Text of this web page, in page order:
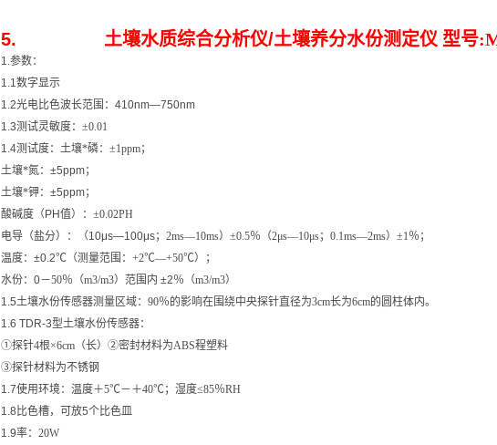
5. 土壤水质综合分析仪/土壤养分水份测定仪 型号
1.参数：
1.1数字显示
1.2光电比色波长范围： 410nm—750nm
1.3测试灵敏度： ±0.01
1.4测试度：土壤*磷： ±1ppm；
土壤*氮： ±5ppm；
土壤*钾： ±5ppm；
酸碱度（ PH值）： ±0.02PH
电导（盐分）：（10μs—100μs； 2ms—10ms） ±0.5％（2μs—10μs； 0.1ms—2ms） ±1％；
温度： ±0.2℃ （测量范围： +2℃—+50℃）；
水份： 0－50％（m3/m3）范围 内 ±2％（m3/m3）
1.5土壤水份传感器测量区域： 90％的影响在围绕中央探针直径为3cm长为6cm的圆柱体内。
1.6 TDR-3型土壤水份传感器：
①探针4根×6cm （长） ②密封材料为ABS程塑料
③探针材料为不锈钢
1.7使用环境：温度＋5℃－＋40℃；湿度≤85％RH
1.8 比色槽，可放5个比色皿
1.9率： 20W